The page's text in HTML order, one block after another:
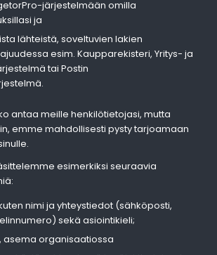
järjestelmään omilla
ja
lähteistä, soveltuvien lakien
esim. Kaupparekisteri, Yritys- ja
tai Postin
antaa meille henkilötietojasi, mutta
emme mahdollisesti pysty tarjoamaan
esimerkiksi seuraavia
nimi ja yhteystiedot (sähköposti,
sekä asiointikieli;
asema organisaatiossa